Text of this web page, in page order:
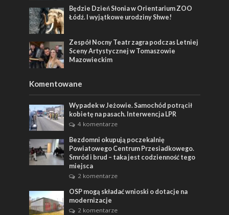
Będzie Dzień Słonia w Orientarium ZOO
Łódź. I wyjątkowe urodziny Shwe!
Zespół Nocny Teatr zagra podczas Letniej
Sceny Artystycznej w Tomaszowie
Mazowieckim
Komentowane
Wypadek w Jeżowie. Samochód potrącił
kobietę na pasach. Interwencja LPR
4 komentarze
Bezdomni okupują poczekalnię
Powiatowego Centrum Przesiadkowego.
Smród i brud – taka jest codzienność tego
miejsca
2 komentarze
OSP mogą składać wnioski o dotacje na
modernizacje
2 komentarze